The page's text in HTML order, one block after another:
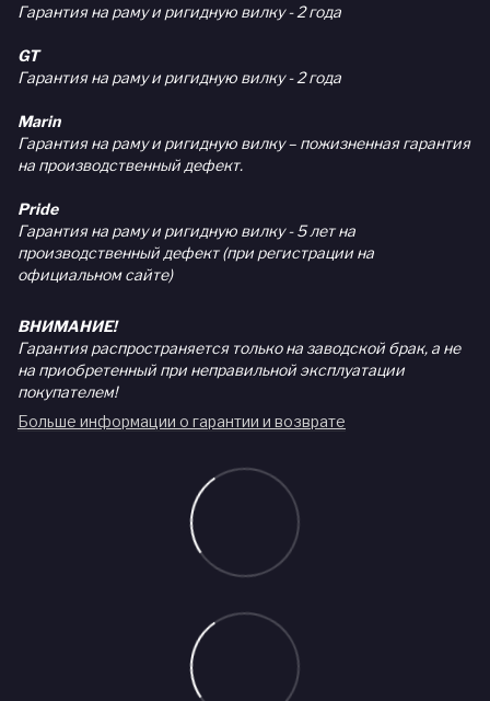
Гарантия на раму и ригидную вилку - 2 года
GT
Гарантия на раму и ригидную вилку - 2 года
Marin
Гарантия на раму и ригидную вилку – пожизненная гарантия
на производственный дефект.
Pride
Гарантия на раму и ригидную вилку - 5 лет на
производственный дефект (при регистрации на
официальном сайте)
ВНИМАНИЕ!
Гарантия распространяется только на заводской брак, а не
на приобретенный при неправильной эксплуатации
покупателем!
Больше информации о гарантии и возврате